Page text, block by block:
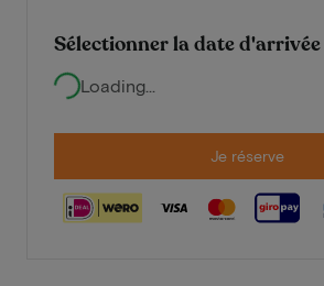
Sélectionner la date d'arrivée
Loading...
Je réserve